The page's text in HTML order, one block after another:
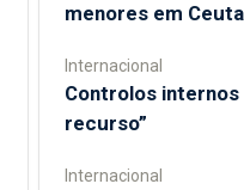
menores em Ceuta
Internacional
Controlos
recurso”
Internacional